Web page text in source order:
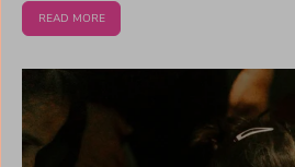
READ MORE